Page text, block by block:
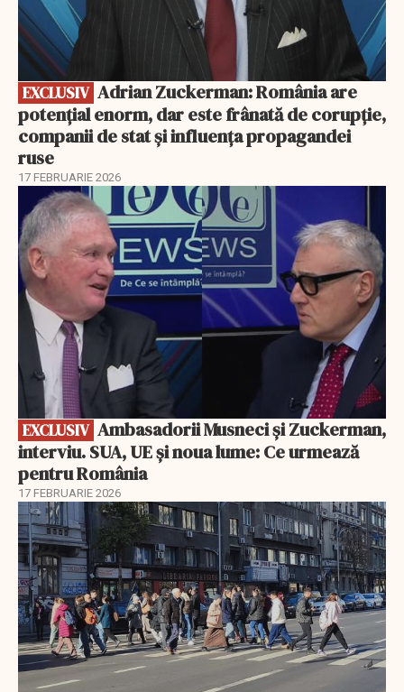
EXCLUSIV
potențial enorm, dar este frânată de corupție,
companii de stat și influența propagandei
ruse
17 FEBRUARIE 2026
EXCLUSIV
EXCLUSIV
interviu. SUA, UE și noua lume: Ce urmează
pentru România
17 FEBRUARIE 2026